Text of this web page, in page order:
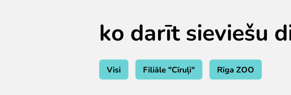
ko darīt sieviešu
Visi Filiāle "Cīruļi" Rīga ZOO